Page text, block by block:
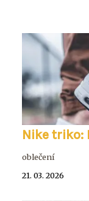
Nike triko:
oblečení
21. 03. 2026